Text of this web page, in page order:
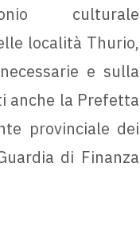
culturale
località Thurio,
e sulla
anche la Prefetta
provinciale dei
di Finanza